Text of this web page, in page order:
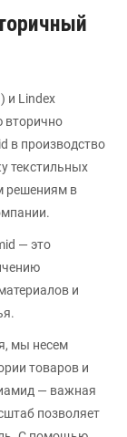
и Lindex
вторично
в производство
текстильных
решениям в
— это
и
мы несем
товаров и
— важная
позволяет